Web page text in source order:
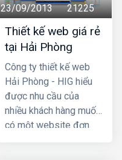
23/09/2013 21225
Thiết kế web giá rẻ
tại Hải Phòng
Công ty thiết kế web
Hải Phòng - HIG hiểu
được nhu cầu của
nhiều khách hàng muốn
có một website đơn